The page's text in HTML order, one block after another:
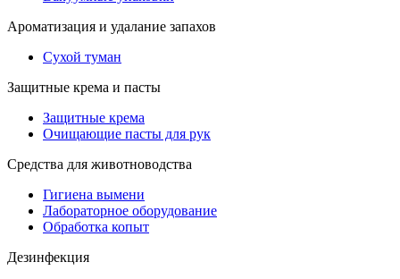
Ароматизация и удалание запахов
Сухой туман
Защитные крема и пасты
Защитные крема
Очищающие пасты для рук
Средства для животноводства
Гигиена вымени
Лабораторное оборудование
Обработка копыт
Дезинфекция